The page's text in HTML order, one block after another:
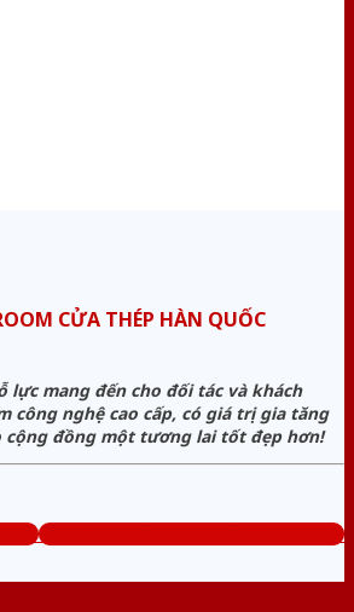
CỬA THÉP HÀN QUỐC
lực mang đến cho đối tác và khách
công nghệ cao cấp, có giá trị gia tăng
cộng đồng một tương lai tốt đẹp hơn!
Tổng đài tư vấn miễn phí: 0824.400.400